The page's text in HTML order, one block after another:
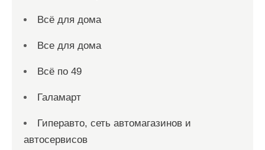
Всё для дома
Все для дома
Всё по 49
Галамарт
Гиперавто, сеть автомагазинов и
автосервисов